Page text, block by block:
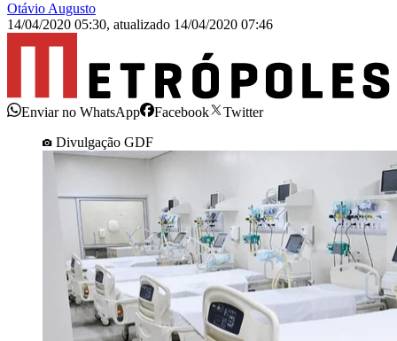
Otávio Augusto
14/04/2020 05:30, atualizado 14/04/2020 07:46
Enviar no WhatsApp Facebook
Twitter
Divulgação GDF